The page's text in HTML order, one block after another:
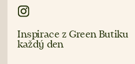
Inspirace z Green Butiku
každý den